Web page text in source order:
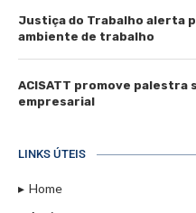
Justiça do Trabalho alerta
ambiente de trabalho
ACISATT promove palestra
empresarial
LINKS ÚTEIS
Home